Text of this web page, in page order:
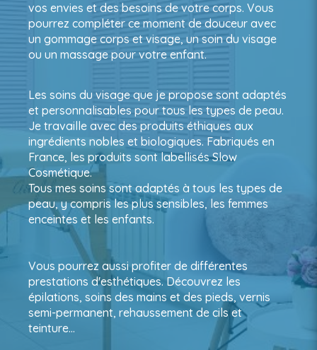
vos envies et des besoins de votre corps. Vous
pourrez compléter ce moment de douceur avec
un gommage corps et visage, un soin du visage
ou un massage pour votre enfant.
Les soins du visage que je propose sont adaptés
et personnalisables pour tous les types de peau.
Je travaille avec des produits éthiques aux
ingrédients nobles et biologiques. Fabriqués en
France, les produits sont labellisés Slow
Cosmétique.
Tous mes soins sont adaptés à tous les types de
peau, y compris les plus sensibles, les femmes
enceintes et les enfants.
Vous pourrez aussi profiter de différentes
prestations d'esthétiques. Découvrez les
épilations, soins des mains et des pieds, vernis
semi-permanent, rehaussement de cils et
teinture…